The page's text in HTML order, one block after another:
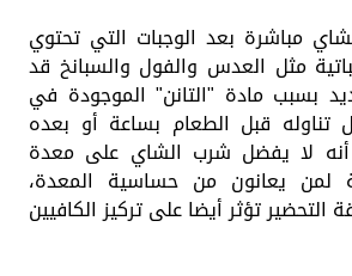
مباشرة بعد الوجبات التي تحتوي
مثل العدس والفول والسبانخ قد
بسبب مادة "التانن" الموجودة في
تناوله قبل الطعام بساعة أو بعده
أنه لا يفضل شرب الشاي على معدة
لمن يعانون من حساسية المعدة،
تؤثر أيضا على تركيز الكافيين